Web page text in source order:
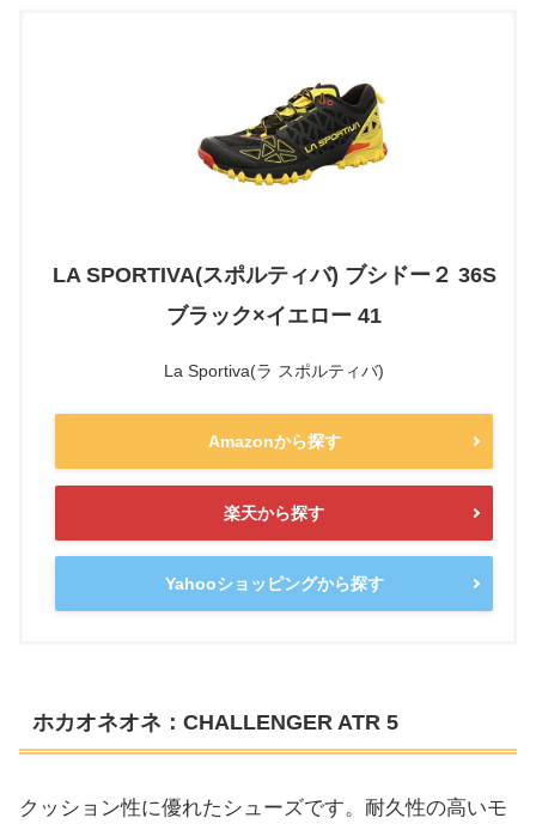
LA SPORTIVA(スポルティバ) ブシドー２ 36S
ブラック×イエロー 41
La Sportiva(ラ スポルティバ)
Amazonから探す
楽天から探す
Yahooショッピングから探す
ホカオネオネ：CHALLENGER ATR 5
クッション性に優れたシューズです。耐久性の高いモ